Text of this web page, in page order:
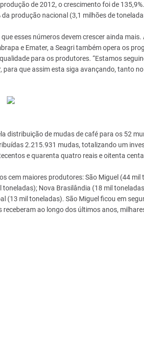
de 2012, o crescimento foi de
produção nacional (3,1 milhões de
esses números devem crescer ainda mais.
e Emater, a Seagri também opera os
para os produtores. “Estamos
que assim esta siga avançando, tanto
distribuição de mudas de café para os 52
2.215.931 mudas, totalizando um
e quarenta quatro reais e oitenta
cem maiores produtores: São Miguel (44 mil
Nova Brasilândia (18 mil
(13 mil toneladas). São Miguel ficou em
ao longo dos últimos anos,